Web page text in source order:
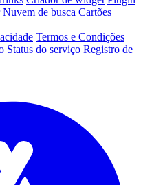
Nuvem de busca Cartões
Termos e Condições
Status do serviço Registro de